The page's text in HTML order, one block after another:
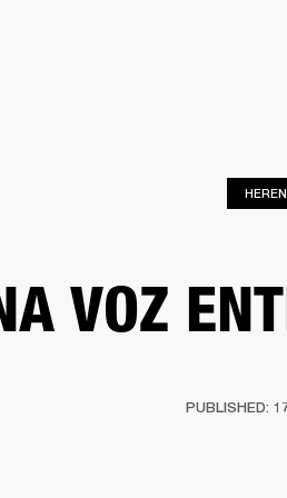
VOZ
PUBLISHED: